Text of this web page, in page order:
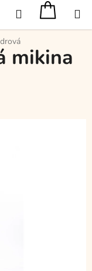
Hledat
mikina